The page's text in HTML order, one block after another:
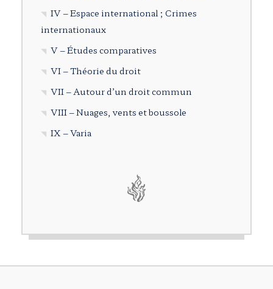
IV – Espace international ; Crimes
internationaux
V – Études comparatives
VI – Théorie du droit
VII – Autour d’un droit commun
VIII – Nuages, vents et boussole
IX – Varia